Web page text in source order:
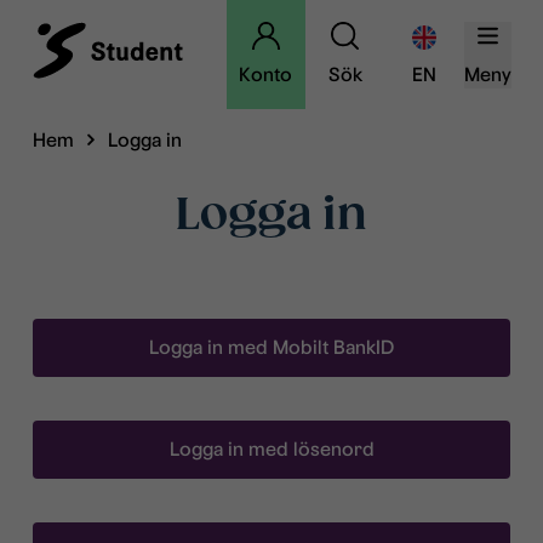
Konto Sök EN Meny
Hem Logga in
Logga in
Logga in med Mobilt BankID
Logga in med lösenord